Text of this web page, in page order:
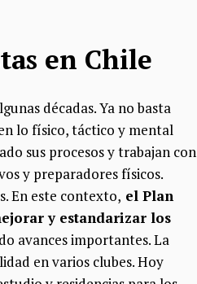
en Chile
décadas. Ya no basta
lo físico, táctico y mental
sus procesos y trabajan con
y preparadores físicos.
En este contexto, el Plan
y estandarizar los
avances importantes. La
en varios clubes. Hoy